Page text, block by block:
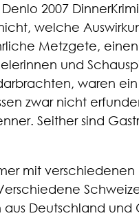
Denlo 2007
welche
Metzgete,
und
waren
zwar nicht
Seither sind
mit verschiedenen
Deutschland und